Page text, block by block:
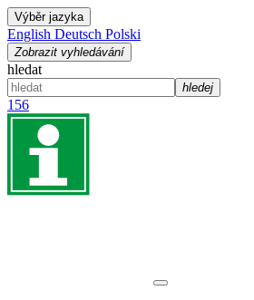
Výběr jazyka
English Deutsch Polski
Zobrazit vyhledávání
hledat
hledej
156